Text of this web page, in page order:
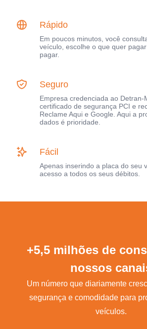
Rápido
Em poucos minutos, você
veículo, escolhe o que quer
pagar.
Seguro
Empresa credenciada ao Detran-
certificado de segurança PCI e
Reclame Aqui e Google. Aqui a
dados é prioridade.
Fácil
Apenas inserindo a placa do seu
acesso a todos os seus débitos.
+5,5 milhões de
nossos
Um número que diariamente
segurança e comodidade para
veículos.